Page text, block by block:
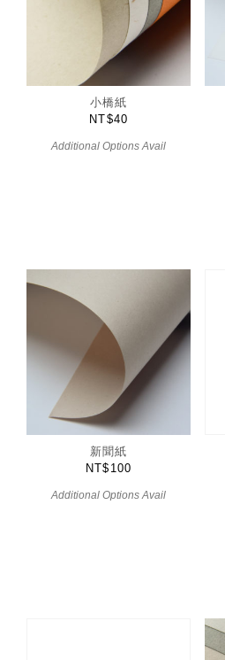
小橋紙
NT$40
Additional Options Avail
新聞紙
NT$ 100
Additional Options Avail